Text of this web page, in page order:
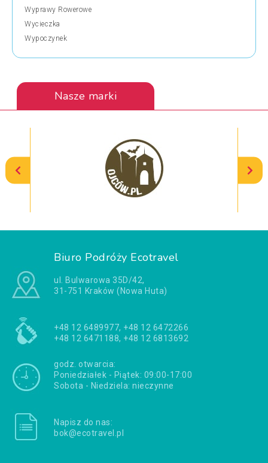
Wyprawy Rowerowe
Wycieczka
Wypoczynek
Nasze marki
Biuro Podróży Ecotravel
ul. Bulwarowa 35D/42,
31-751 Kraków (Nowa Huta)
+48 12 6489977, +48 12 6472266
+48 12 6471188, +48 12 6813692
godz. otwarcia:
Poniedziałek - Piątek: 09:00-17:00
Sobota - Niedziela: nieczynne
Napisz do nas:
bok@ecotravel.pl